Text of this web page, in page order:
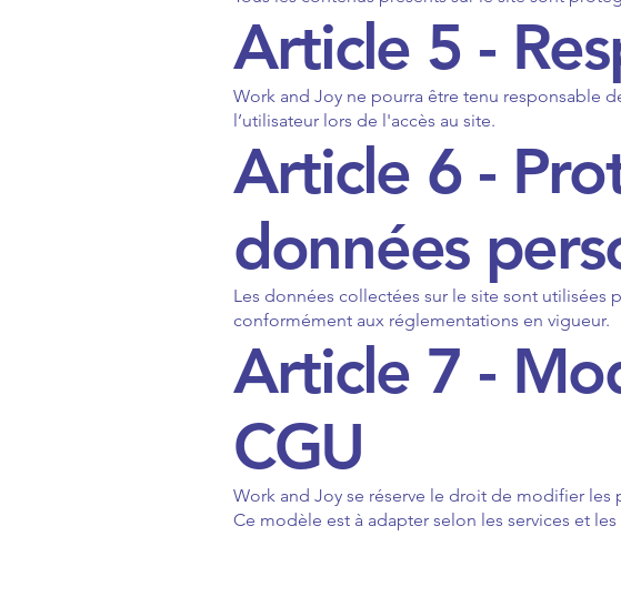
Article 5 -
Work and Joy ne pourra être tenu responsable
l’utilisateur lors de l'accès au site.
Article 6 -
données
Les données collectées sur le site sont utilisées
conformément aux réglementations en vigueur.
Article 7 -
CGU
Work and Joy se réserve le droit de modifier les
Ce modèle est à adapter selon les services et